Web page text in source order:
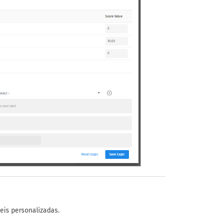
personalizadas.